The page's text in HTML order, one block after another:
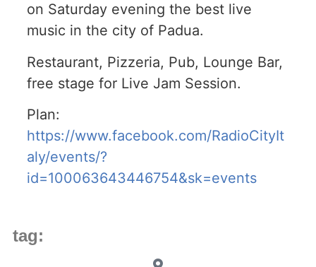
on Saturday evening the best live
music in the city of Padua.
Restaurant, Pizzeria, Pub, Lounge Bar,
free stage for Live Jam Session.
Plan:
https://www.facebook.com/RadioCityIt
aly/events/?
id=100063643446754&sk=events
tag: